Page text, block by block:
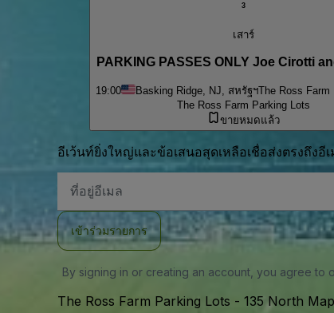
3
เสาร์
PARKING PASSES ONLY Joe Cirotti
19:00 Basking Ridge, NJ, สหรัฐฯThe Ross Farm
The Ross Farm Parking Lots
ขายหมดแล้ว
อีเว้นท์ยิ่งใหญ่และข้อเสนอสุดเหลือเชื่อส่งตรงถึงอี
อยู่
เข้าร่วมรายการ
By signing in or creating an account, you agree to
The Ross Farm Parking Lots - 135 North